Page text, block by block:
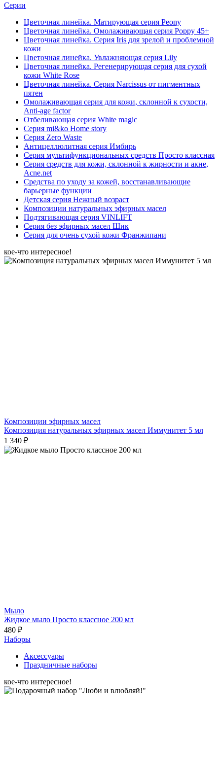
Серии
Цветочная линейка. Матирующая серия Peony
Цветочная линейка. Омолаживающая серия Poppy 45+
Цветочная линейка. Серия Iris для зрелой и проблемной
кожи
Цветочная линейка. Увлажняющая серия Lily
Цветочная линейка. Регенерирующая серия для сухой
кожи White Rose
Цветочная линейка. Серия Narcissus от пигментных
пятен
Омолаживающая серия для кожи, склонной к сухости,
Anti-age factor
Отбеливающая серия White magic
Серия mi&ko Home story
Серия Zero Waste
Антицеллюлитная серия Имбирь
Серия мультифункциональных средств Просто классная
Серия средств для кожи, склонной к жирности и акне,
Acne.net
Средства по уходу за кожей, восстанавливающие
барьерные функции
Детская серия Нежный возраст
Композиции натуральных эфирных масел
Подтягивающая серия VINLIFT
Серия без эфирных масел Шик
Серия для очень сухой кожи Франжипани
кое-что интересное!
Композиции эфирных масел
Композиция натуральных эфирных масел Иммунитет 5 мл
1 340 ₽
Мыло
Жидкое мыло Просто классное 200 мл
480 ₽
Наборы
Аксессуары
Праздничные наборы
кое-что интересное!